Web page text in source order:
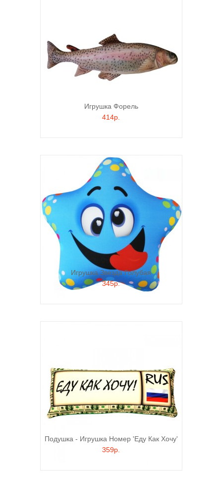
Игрушка Форель
414р.
Игрушка Звезда Голубая
345р.
Подушка - Игрушка Номер 'Еду Как Хочу'
359р.